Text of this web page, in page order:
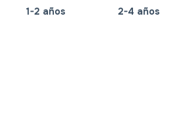
1-2 años 2-4 años